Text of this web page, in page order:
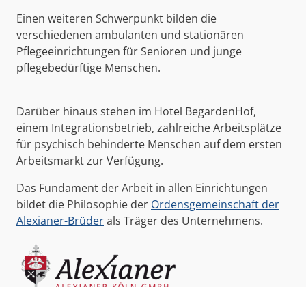
Einen weiteren Schwerpunkt bilden die
verschiedenen ambulanten und stationären
Pflegeeinrichtungen für Senioren und junge
pflegebedürftige Menschen.
Darüber hinaus stehen im Hotel BegardenHof,
einem Integrationsbetrieb, zahlreiche Arbeitsplätze
für psychisch behinderte Menschen auf dem ersten
Arbeitsmarkt zur Verfügung.
Das Fundament der Arbeit in allen Einrichtungen
bildet die Philosophie der Ordensgemeinschaft der
Alexianer-Brüderals Träger des Unternehmens.